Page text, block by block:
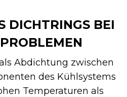
DICHTRINGS BEI
Abdichtung zwischen
des Kühlsystems
Temperaturen als